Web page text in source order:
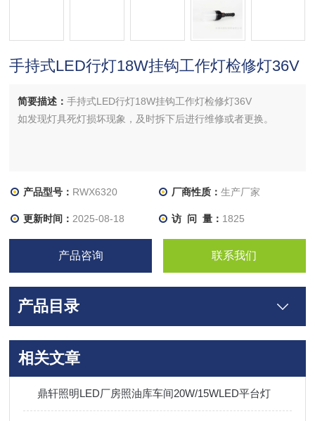
手持式LED行灯18W挂钩工作灯检修灯36V
简要描述：手持式LED行灯18W挂钩工作灯检修灯36V
如发现灯具死灯损坏现象，及时拆下后进行维修或者更换。
产品型号： RWX6320 厂商性质： 生产厂家
更新时间： 2025-08-18 访 问 量： 1825
产品咨询 联系我们
产品目录
相关文章
鼎轩照明LED厂房照油库车间20W/15WLED平台灯